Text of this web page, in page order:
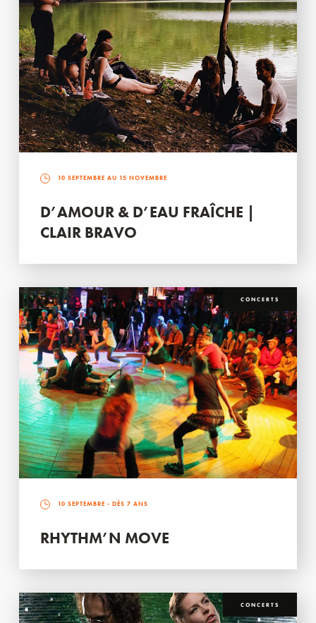
10 SEPTEMBRE AU 15 NOVEMBRE
D’AMOUR & D’EAU FRAÎCHE |
CLAIR BRAVO
CONCERTS
10 SEPTEMBRE - DÈS 7 ANS
RHYTHM’N MOVE
CONCERTS